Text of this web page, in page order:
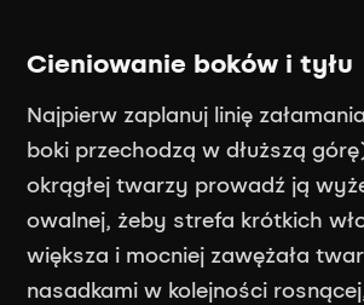
Cieniowanie boków i tyłu
Najpierw zaplanuj linię
boki przechodzą w dłuższą
okrągłej twarzy prowadź ją
owalnej, żeby strefa krótkich
większa i mocniej zawężała
nasadkami w kolejności